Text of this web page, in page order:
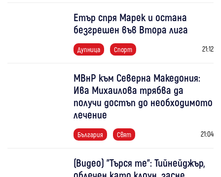
Етър спря Марек и остана
безгрешен във Втора лига
Дупница Спорт 21:12
МВнР към Северна Македония:
Ива Михаилова трябва да
получи достъп до необходимото
лечение
България Свят 21:04
(Видео) "Търся те": Тийнейджър,